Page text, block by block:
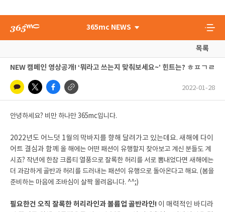
365mc NEWS
목록
NEW 캠페인 영상공개! ‘뭐라고 쓰는지 맞춰보세요~’ 힌트는? ㅎㅍㄱㄹ
2022-01-28
안녕하세요? 비만 하나만 365mc입니다.
2022년도 어느덧 1월의 막바지를 향해 달려가고 있는데요. 새해에 다이
어트 결심과 함께 올 해에는 어떤 패션이 유행할지 찾아보고 계신 분들도 계
시죠? 작년에 한참 크롭티 열풍으로 잘록한 허리를 서로 뽐내었다면 새해에는
더 과감하게 골반과 허리를 드러내는 패션이 유행으로 돌아온다고 해요. (봄을
준비하는 마음에 조바심이 살짝 몰려옵니다. ^^;)
필요한건 오직 잘록한 허리라인과 볼륨업 골반라인! 이 매력적인 바디라